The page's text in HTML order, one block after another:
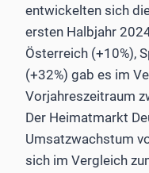
entwickelten sich
ersten Halbjahr
Österreich (+10%),
(+32%) gab es im
Vorjahreszeitraum
Der Heimatmarkt
Umsatzwachstum
sich im Vergleich